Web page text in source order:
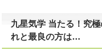
九星気学 当たる！究
れと最良の方は…